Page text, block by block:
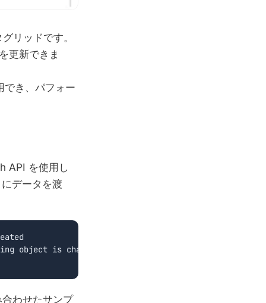
リッドです。
更新できま
き、パフォー
API を使用し
データを渡
object is changed
わせたサンプ